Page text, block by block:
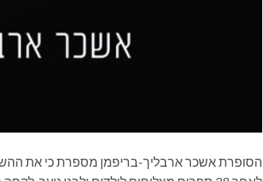
הסופרת אשכר ארבליך-בריפמן מספרת כי את